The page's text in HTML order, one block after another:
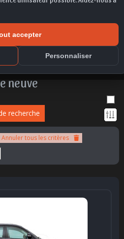
accepter
Personnaliser
une voiture neuve au Maroc
neuve
recherche
Annuler tous les critères